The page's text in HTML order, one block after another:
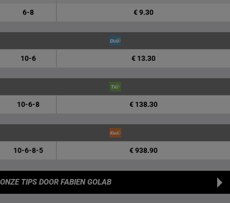
6-8 € 9.30
10-6 € 13.30
10-6-8 € 138.30
10-6-8-5 € 938.90
ONZE TIPS DOOR FABIEN GOLAB